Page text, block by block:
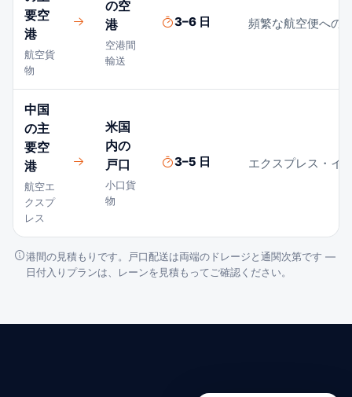
要空
港
航空貨
物
の空
港
空港間
輸送
3–6 日 頻繁な航空便への
中国
の主
要空
港
航空エ
クスプ
レス
米国
内の
戸口
小口貨
物
3–5 日 エクスプレス・イ
港間の見積もりです。戸口配送は両端のドレージと通関次第です —
日付入りプランは、レーンを見積もってご確認ください。